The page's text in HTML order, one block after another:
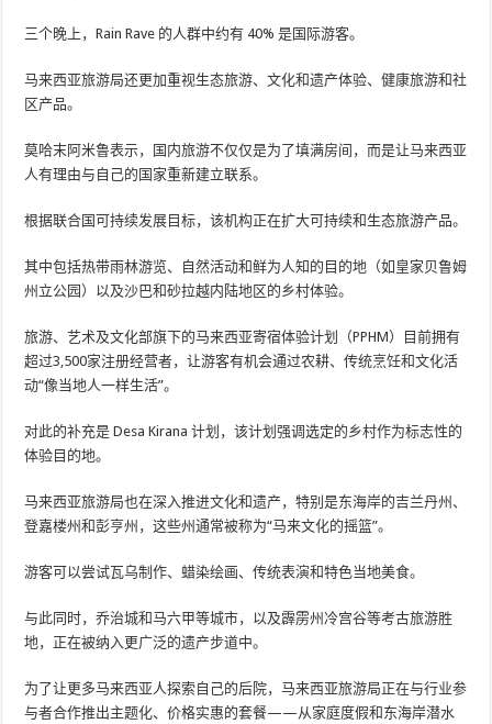
三个晚上，Rain Rave 的人群中约有 40% 是国际游客。
马来西亚旅游局还更加重视生态旅游、文化和遗产体验、健康旅游和社
区产品。
莫哈末阿米鲁表示，国内旅游不仅仅是为了填满房间，而是让马来西亚
人有理由与自己的国家重新建立联系。
根据联合国可持续发展目标，该机构正在扩大可持续和生态旅游产品。
其中包括热带雨林游览、自然活动和鲜为人知的目的地（如皇家贝鲁姆
州立公园）以及沙巴和砂拉越内陆地区的乡村体验。
旅游、艺术及文化部旗下的马来西亚寄宿体验计划（PPHM）目前拥有
超过3,500家注册经营者，让游客有机会通过农耕、传统烹饪和文化活
动“像当地人一样生活”。
对此的补充是 Desa Kirana 计划，该计划强调选定的乡村作为标志性的
体验目的地。
马来西亚旅游局也在深入推进文化和遗产，特别是东海岸的吉兰丹州、
登嘉楼州和彭亨州，这些州通常被称为“马来文化的摇篮”。
游客可以尝试瓦乌制作、蜡染绘画、传统表演和特色当地美食。
与此同时，乔治城和马六甲等城市，以及霹雳州冷宫谷等考古旅游胜
地，正在被纳入更广泛的遗产步道中。
为了让更多马来西亚人探索自己的后院，马来西亚旅游局正在与行业参
与者合作推出主题化、价格实惠的套餐——从家庭度假和东海岸潜水